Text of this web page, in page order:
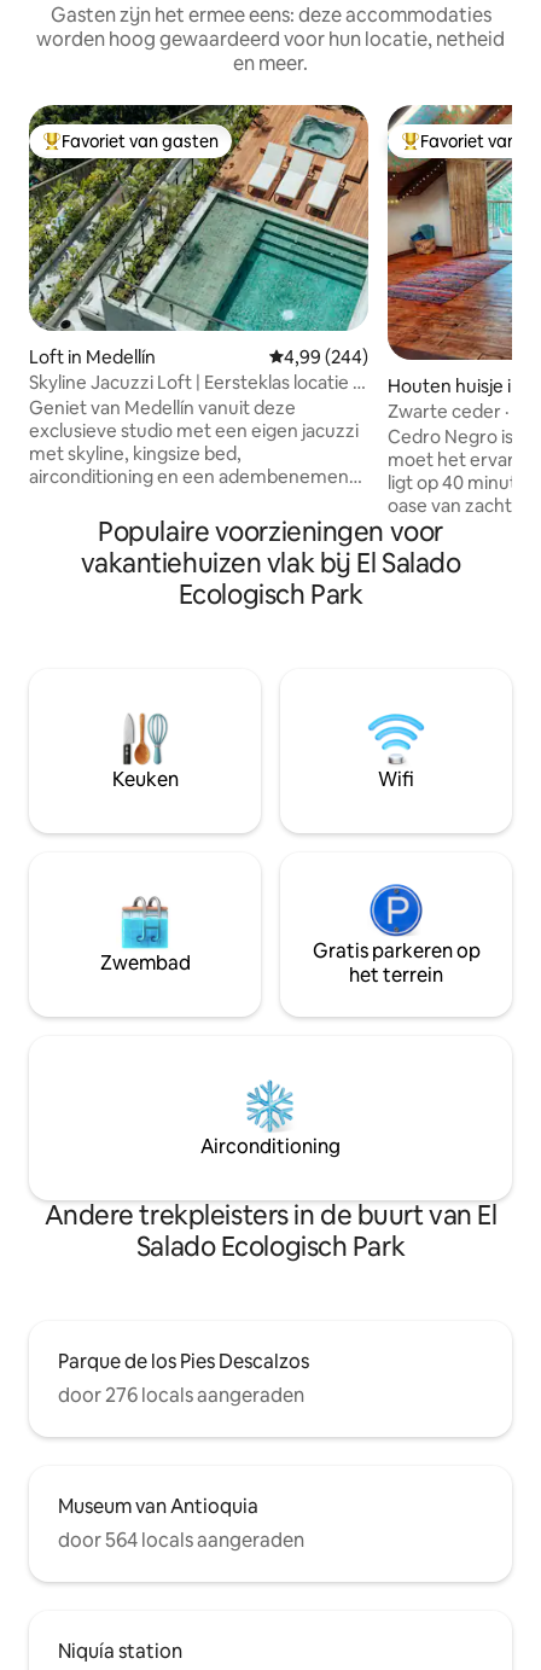
Gasten zijn het ermee eens: deze accommodaties
worden hoog gewaardeerd voor hun locatie, netheid
en meer.
Topfavoriet van gasten
Favoriet van gasten
Loft in Medellín Gemiddelde beoordeling van
4,99 (244)
Skyline Jacuzzi Loft | Eersteklas locatie in
Provenza
Geniet van Medellín vanuit deze
exclusieve studio met een eigen jacuzzi
met skyline, kingsize bed,
airconditioning en een adembenemend
voor elegantie, comfort en een bruisend
nachtleven. Gelegen in El Poblado, op
loopafstand van de restaurants, bars op
het dak, cafés en galeries van Provenza,
met het nachtleven van Parque Lleras
een sauna, een zwembad en bars,
restaurants en een galerie op het
Topfavoriet van
Favoriet van
Houten huisje in
Zwarte ceder ·
in Parque Arví.
Cedro Negro is
moet het
ligt op 40
oase van zachte
etherische oliën
inrichting die
gecreëerd – elk
eigen tuin,
echte rust. Voor
liefde gemaakte
Populaire voorzieningen voor
vakantiehuizen vlak bij El Salado
Ecologisch Park
Keuken Wifi
Zwembad
Gratis parkeren op
het terrein
Airconditioning
Andere trekpleisters in de buurt van El
Salado Ecologisch Park
Parque de los Pies Descalzos
door 276 locals aangeraden
Museum van Antioquia
door 564 locals aangeraden
Niquía station